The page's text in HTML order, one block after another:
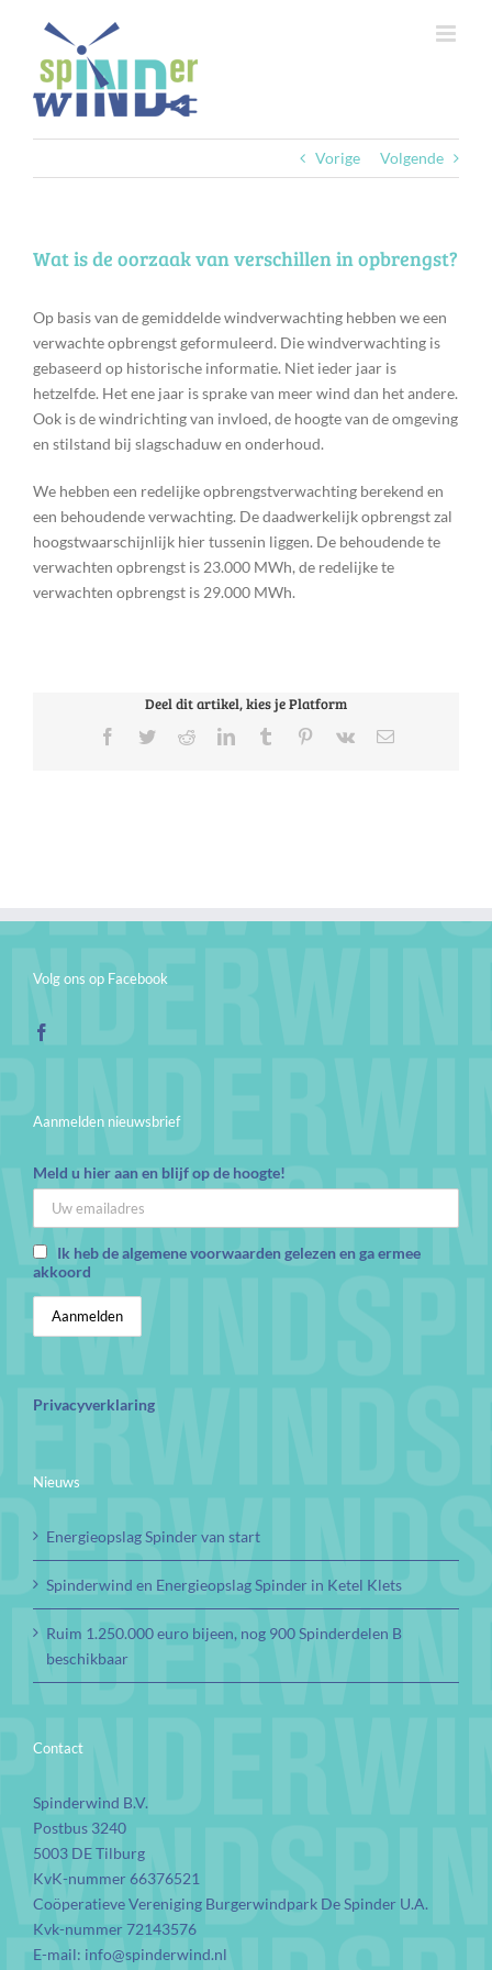
inhoud
Vorige Volgende
Wat is de oorzaak van verschillen in opbrengst?
Op basis van de gemiddelde windverwachting hebben we een
verwachte opbrengst geformuleerd. Die windverwachting is
gebaseerd op historische informatie. Niet ieder jaar is
hetzelfde. Het ene jaar is sprake van meer wind dan het andere.
Ook is de windrichting van invloed, de hoogte van de omgeving
en stilstand bij slagschaduw en onderhoud.
We hebben een redelijke opbrengstverwachting berekend en
een behoudende verwachting. De daadwerkelijk opbrengst zal
hoogstwaarschijnlijk hier tussenin liggen. De behoudende te
verwachten opbrengst is 23.000 MWh, de redelijke te
verwachten opbrengst is 29.000 MWh.
Deel dit artikel, kies je Platform
Facebook
TwitterRedditLinkedInTumblr Pinterest
Vk
E-
Volg ons op Facebook
Aanmelden nieuwsbrief
Meld u hier aan en blijf op de hoogte!
Ik heb de algemene voorwaarden gelezen en ga ermee
akkoord
Privacyverklaring
Nieuws
Energieopslag Spinder van start
Spinderwind en Energieopslag Spinder in Ketel Klets
Ruim 1.250.000 euro bijeen, nog 900 Spinderdelen B
beschikbaar
Contact
Spinderwind B.V.
Postbus 3240
5003 DE Tilburg
KvK-nummer 66376521
Coöperatieve Vereniging Burgerwindpark De Spinder U.A.
Kvk-nummer 72143576
E-mail: info@spinderwind.nl